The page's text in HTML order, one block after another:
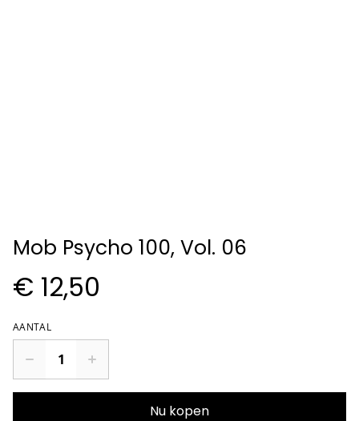
Mob Psycho 100, Vol. 06
€ 12,50
AANTAL
Nu kopen